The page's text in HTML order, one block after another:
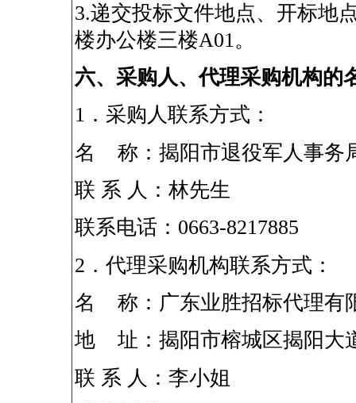
3.递交投标文件地点、开标地
楼办公楼三楼A01 。
六、采购人、代理采购机构的
1 ．采购人联系方式：
名
称：揭阳市退役军人事务
联 系 人：林先生
联系电话： 0663-8217885
2 ．代理采购机构联系方式：
名
称：广东业胜招标代理有
地
址：揭阳市榕城区揭阳大
联 系 人：李小姐